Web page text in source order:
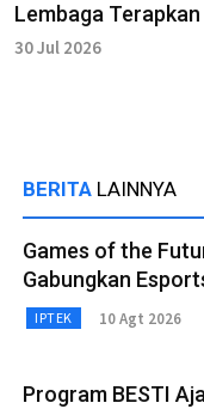
Lembaga Terapkan
30 Jul 2026
BERITA LAINNYA
Games of the
Gabungkan
IPTEK 10 Agt 2026
Program BESTI